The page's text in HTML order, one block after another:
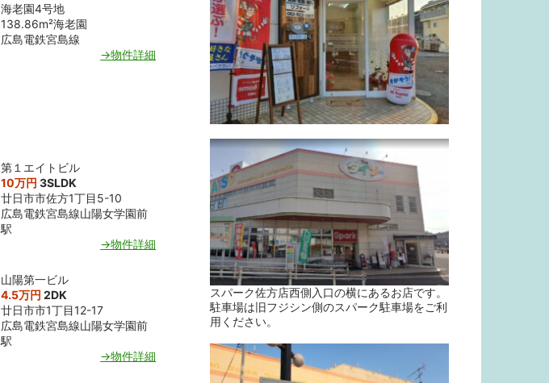
海老園4号地
138.86m²海老園
広島電鉄宮島線
→物件詳細
第１エイトビル
10万円 3SLDK
廿日市市佐方1丁目5-10
広島電鉄宮島線山陽女学園前
駅
→物件詳細
山陽第一ビル
4.5万円 2DK
廿日市市1丁目12-17
広島電鉄宮島線山陽女学園前
駅
→物件詳細
スパーク佐方店西側入口の横にあるお店です。
駐車場は旧フジシン側のスパーク駐車場をご利
用ください。